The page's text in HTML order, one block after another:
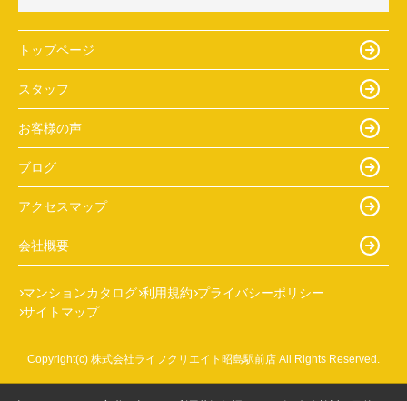
トップページ
スタッフ
お客様の声
ブログ
アクセスマップ
会社概要
マンションカタログ 利用規約 プライバシーポリシー
サイトマップ
Copyright(c) 株式会社ライフクリエイト昭島駅前店 All Rights Reserved.